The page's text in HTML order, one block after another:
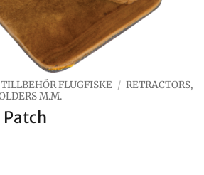
TILLBEHÖR FLUGFISKE / RETRACTORS,
M.M.